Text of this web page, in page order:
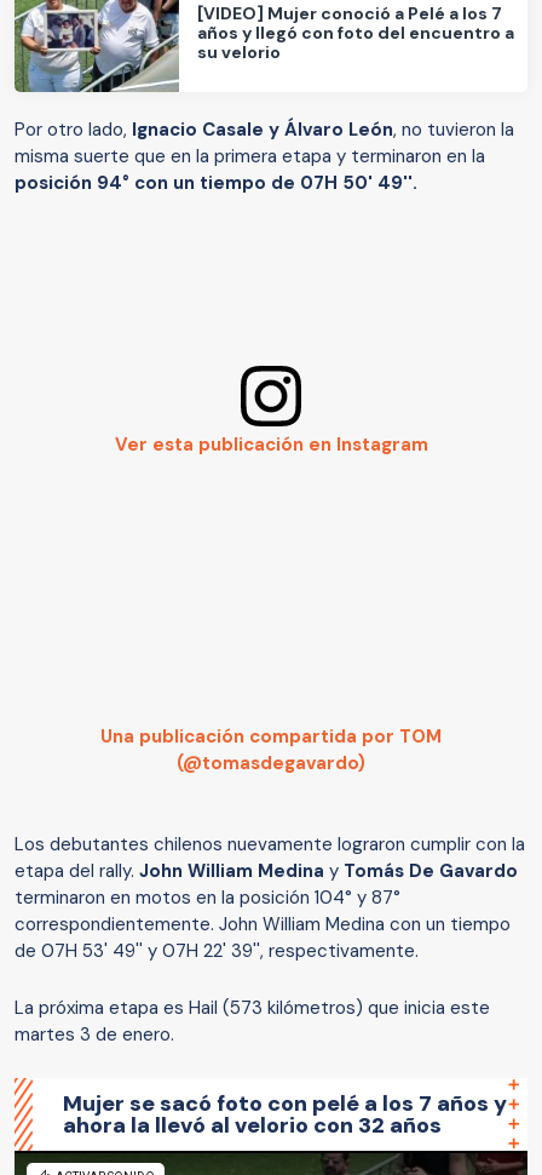
[VIDEO] Mujer conoció a Pelé a los 7
años y llegó con foto del encuentro a
su velorio
Por otro lado, Ignacio Casale y Álvaro León, no tuvieron la
misma suerte que en la primera etapa y terminaron en la
posición 94° con un tiempo de 07H 50' 49''.
Ver esta publicación en Instagram
Una publicación compartida por TOM
(@tomasdegavardo)
Los debutantes chilenos nuevamente lograron cumplir con la
etapa del rally. John William Medina y Tomás De Gavardo
terminaron en motos en la posición 104° y 87°
correspondientemente. John William Medina con un tiempo
de 07H 53' 49'' y 07H 22' 39'', respectivamente.
La próxima etapa es Hail (573 kilómetros) que inicia este
martes 3 de enero.
Mujer se sacó foto con pelé a los 7 años y
ahora la llevó al velorio con 32 años